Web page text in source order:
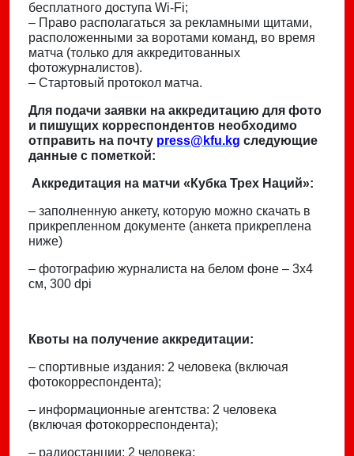
бесплатного доступа Wi-Fi;
– Право располагаться за рекламными щитами,
расположенными за воротами команд, во время
матча (только для аккредитованных
фотожурналистов).
– Стартовый протокол матча.
Для подачи заявки на аккредитацию для фото
и пишущих корреспондентов необходимо
отправить на почту press@kfu.kg следующие
данные с пометкой:
Аккредитация на матчи «Кубка Трех Наций»:
– заполненную анкету, которую можно скачать в
прикрепленном документе (анкета прикреплена
ниже)
– фотографию журналиста на белом фоне – 3х4
см, 300 dpi
Квоты на получение аккредитации:
– спортивные издания: 2 человека (включая
фотокорреспондента);
– информационные агентства: 2 человека
(включая фотокорреспондента);
– радиостанции: 2 человека;